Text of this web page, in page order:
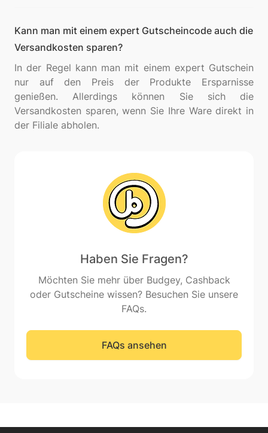
Kann man mit einem expert Gutscheincode auch die
Versandkosten sparen?
In der Regel kann man mit einem expert Gutschein
nur auf den Preis der Produkte Ersparnisse
genießen. Allerdings können Sie sich die
Versandkosten sparen, wenn Sie Ihre Ware direkt in
Haben Sie Fragen?
Möchten Sie mehr über Budgey, Cashback
oder Gutscheine wissen? Besuchen Sie unsere
FAQs.
FAQs ansehen